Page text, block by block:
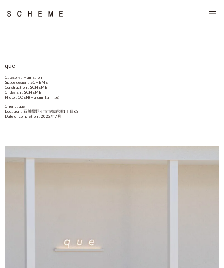
que
Category : Hair salon
Space design : SCHEME
Construction : SCHEME
CI design : SCHEME
Photo : COEN(Harumi Tanimae)
Client : que
Location : 石川県野々市市御経塚1丁目63
Date of completion : 2022年7月